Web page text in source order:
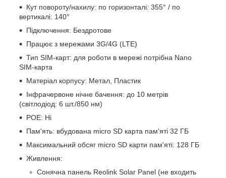
Кут повороту/нахилу: по горизонталі: 355° / по
вертикалі: 140°
Підключення: Бездротове
Працює з мережами 3G/4G (LTE)
Тип SIM-карт: для роботи в мережі потрібна Nano
SIM-карта
Матеріал корпусу: Метал, Пластик
Інфрачервоне нічне бачення: до 10 метрів
(світлодіод: 6 шт./850 нм)
POE: Ні
Пам'ять: вбудована micro SD карта пам'яті 32 ГБ
Максимальний обсяг micro SD карти пам'яті: 128 ГБ
Живлення:
Сонячна панель Reolink Solar Panel (не входить